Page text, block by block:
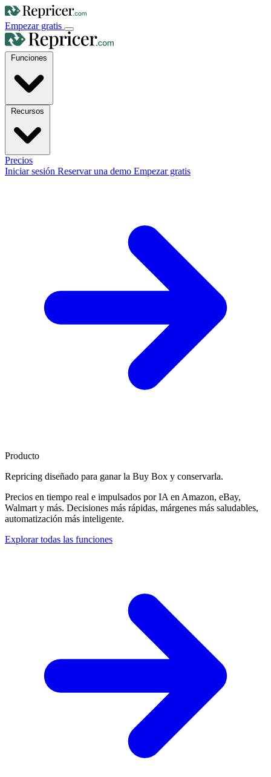
Empezar gratis
Precios
Iniciar sesión Reservar una demo Empezar gratis
Producto
Repricing diseñado para ganar la Buy Box y conservarla.
Precios en tiempo real e impulsados por IA en Amazon, eBay,
Walmart y más. Decisiones más rápidas, márgenes más saludables,
automatización más inteligente.
Explorar todas las funciones